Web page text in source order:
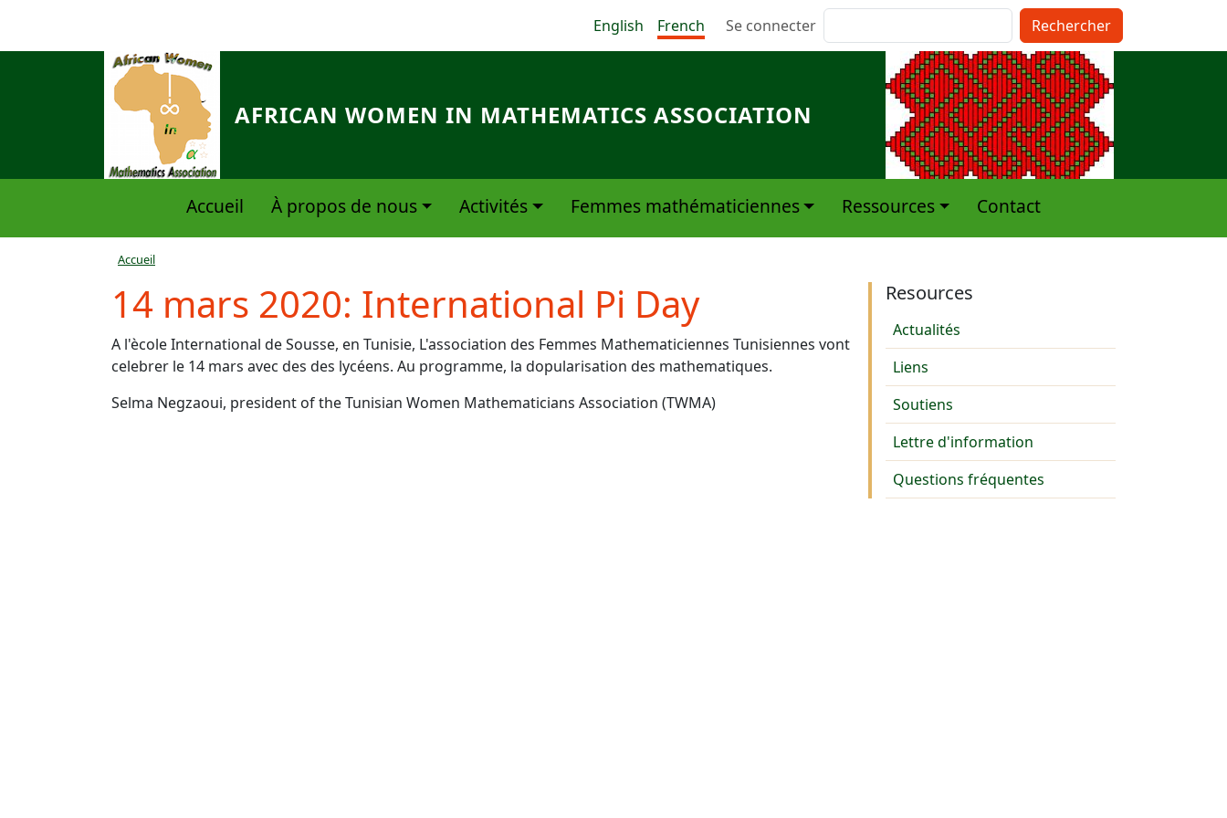
English French Menu du compte de l'utilisateur
Se connecter
AFRICAN WOMEN IN MATHEMATICS ASSOCIATION
Navigation principale
Accueil À propos de nous Activités Femmes mathématiciennes Ressources Contact
Fil d'Ariane
Accueil
14 mars 2020: International Pi Day
A l'ècole International de Sousse, en Tunisie, L'association des Femmes Mathematiciennes Tunisiennes vont
celebrer le 14 mars avec des des lycéens. Au programme, la dopularisation des mathematiques.
Selma Negzaoui, president of the Tunisian Women Mathematicians Association (TWMA)
Resources
Actualités
Liens
Soutiens
Lettre d'information
Questions fréquentes